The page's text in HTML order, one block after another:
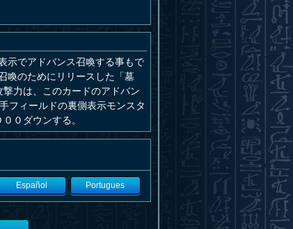
示でアドバンス召喚する事もで
喚のためにリリースした「墓
力は、このカードのアドバン
フィールドの裏側表示モンスタ
０ダウンする。
Español Portugues